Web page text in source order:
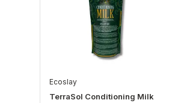
Ecoslay
TerraSol Conditioning Milk